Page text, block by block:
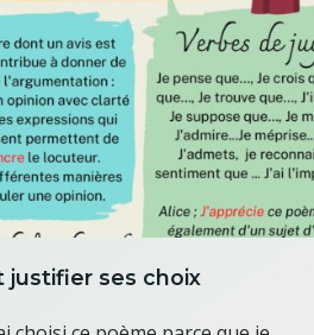
justifier ses choix